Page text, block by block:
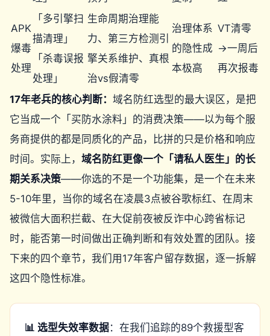
APK
爆毒
处理
「多引擎扫
描清理」
「杀毒误报
处理」
生命周期治理能
力、第三方检测引
擎关系维护、真根
治vs假清零
治理体系
的隐性成
本极高
VT清零
→一周后
再次报毒
17年老兵的核心判断： 域名防红选型的最大误区，是把
它当成一个「买防水涂料」的消费决策——以为每个服
务商提供的都是同质化的产品，比拼的只是价格和响应
时间。实际上， 域名防红更像一个「请私人医生」的长
期关系决策——你选的不是一个功能集，是一个在未来
5-10年里，当你的域名在凌晨3点被谷歌标红、在周末
被微信大面积拦截、在大促前夜被反诈中心跨省标记
时，能否第一时间做出正确判断和有效处置的团队。接
下来的四个章节，我们用17年客户留存数据，逐一拆解
这四个隐性标准。
📊 选型失效率数据：在我们追踪的89个救援型客